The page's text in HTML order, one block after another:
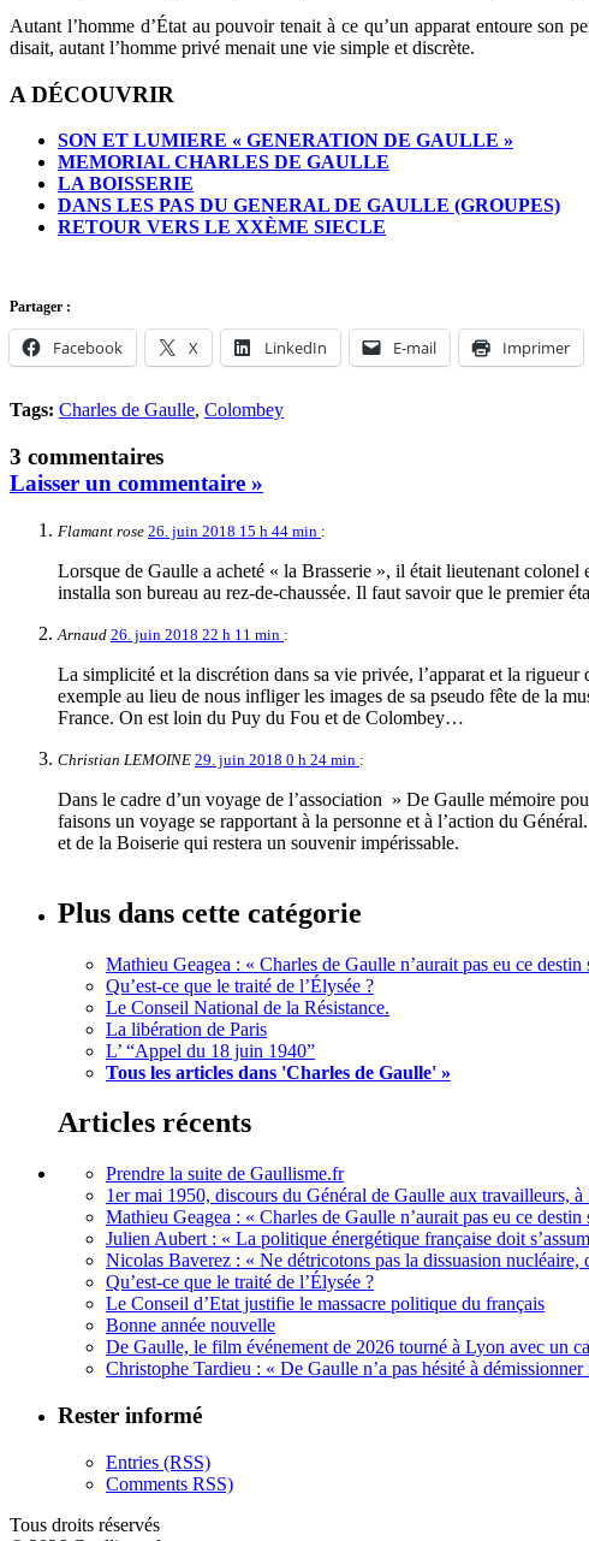
Autant l’homme d’État au pouvoir tenait à ce qu’un apparat entoure son
disait, autant l’homme privé menait une vie simple et discrète.
A DÉCOUVRIR
SON ET LUMIERE « GENERATION DE GAULLE »
MEMORIAL CHARLES DE GAULLE
LA BOISSERIE
DANS LES PAS DU GENERAL DE GAULLE (GROUPES)
RETOUR VERS LE XXÈME SIECLE
Partager :
Facebook X LinkedIn E-mail Imprimer
Tags: Charles de Gaulle, Colombey
3 commentaires
Laisser un commentaire »
Flamant rose 26. juin 2018 15 h 44 min :
Lorsque de Gaulle a acheté « la Brasserie », il était lieutenant
installa son bureau au rez-de-chaussée. Il faut savoir que le premier
Arnaud 26. juin 2018 22 h 11 min :
La simplicité et la discrétion dans sa vie privée, l’apparat et la
exemple au lieu de nous infliger les images de sa pseudo fête de la
France. On est loin du Puy du Fou et de Colombey…
Christian LEMOINE 29. juin 2018 0 h 24 min :
Dans le cadre d’un voyage de l’association » De Gaulle mémoire
faisons un voyage se rapportant à la personne et à l’action du
et de la Boiserie qui restera un souvenir impérissable.
Plus dans cette catégorie
Mathieu Geagea : « Charles de Gaulle n’aurait pas eu ce
Qu’est-ce que le traité de l’Élysée ?
Le Conseil National de la Résistance.
La libération de Paris
L’ “Appel du 18 juin 1940”
Tous les articles dans 'Charles de Gaulle' »
Articles récents
Prendre la suite de Gaullisme.fr
1er mai 1950, discours du Général de Gaulle aux travailleurs, à
Mathieu Geagea : « Charles de Gaulle n’aurait pas eu ce
Julien Aubert : « La politique énergétique française doit
Nicolas Baverez : « Ne détricotons pas la dissuasion nucléaire,
Qu’est-ce que le traité de l’Élysée ?
Le Conseil d’Etat justifie le massacre politique du français
Bonne année nouvelle
De Gaulle, le film événement de 2026 tourné à Lyon avec un
Christophe Tardieu : « De Gaulle n’a pas hésité à
Rester informé
Entries (RSS)
Comments RSS)
Tous droits réservés